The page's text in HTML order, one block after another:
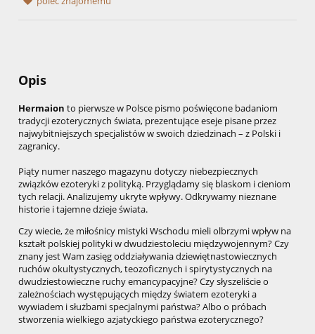
Opis
Hermaion to pierwsze w Polsce pismo poświęcone badaniom
tradycji ezoterycznych świata, prezentujące eseje pisane przez
najwybitniejszych specjalistów w swoich dziedzinach – z Polski i
zagranicy.
Piąty numer naszego magazynu dotyczy niebezpiecznych
związków ezoteryki z polityką. Przyglądamy się blaskom i cieniom
tych relacji. Analizujemy ukryte wpływy. Odkrywamy nieznane
historie i tajemne dzieje świata.
Czy wiecie, że miłośnicy mistyki Wschodu mieli olbrzymi wpływ na
kształt polskiej polityki w dwudziestoleciu międzywojennym? Czy
znany jest Wam zasięg oddziaływania dziewiętnastowiecznych
ruchów okultystycznych, teozoficznych i spirytystycznych na
dwudziestowieczne ruchy emancypacyjne? Czy słyszeliście o
zależnościach występujących między światem ezoteryki a
wywiadem i służbami specjalnymi państwa? Albo o próbach
stworzenia wielkiego azjatyckiego państwa ezoterycznego?